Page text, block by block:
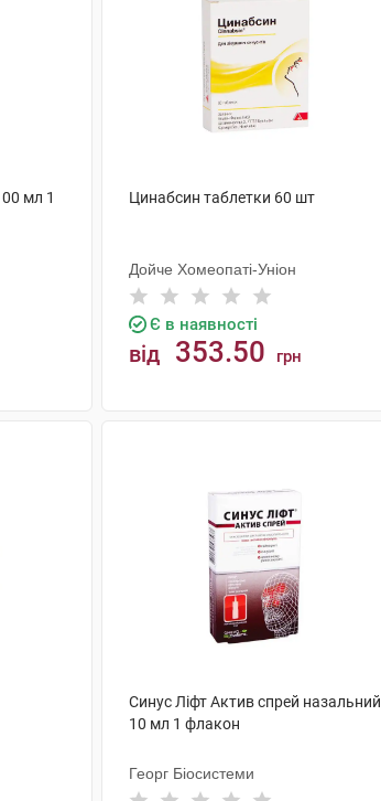
мл 1
Цинабсин таблетки 60 шт
Дойче Хомеопаті-Уніон
Є в наявності
від 353.50 грн
Синус Ліфт Актив спрей назальний
10 мл 1 флакон
Георг Біосистеми